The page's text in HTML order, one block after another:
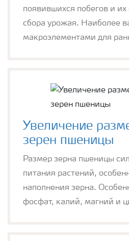
появившихся побегов и
сбора урожая. Наиболее
макроэлементами для
Увеличение
зерен пшеницы
Размер зерна пшеницы
питания растений,
наполнения зерна.
фосфат, калий, магний и